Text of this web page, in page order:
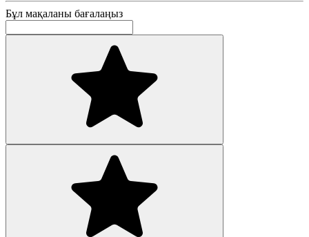
Бұл мақаланы бағалаңыз